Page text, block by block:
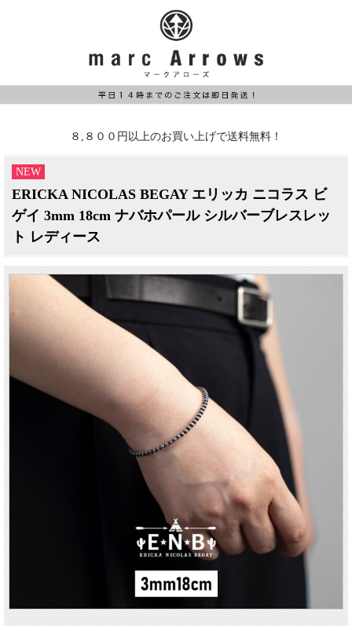
８,８００円以上のお買い上げで送料無料！
NEW
ERICKA NICOLAS BEGAY エリッカ ニコラス ビ
ゲイ 3mm 18cm ナバホパール シルバーブレスレッ
ト レディース